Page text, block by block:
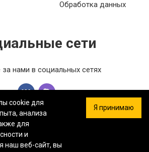
Обработка данных
сети
за нами в социальных сетях
— Информация на сайте не является
cookie для
анализа
для
и
наш веб-сайт, вы
Я принимаю